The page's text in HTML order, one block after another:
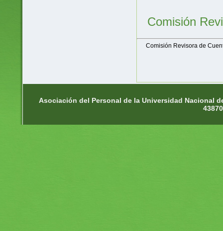
Comisión
Comisión Revisora de
Asociación del Personal de la Universidad Nacional